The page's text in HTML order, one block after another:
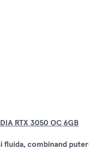
RTX 3050 OC 6GB
fluida, combinand